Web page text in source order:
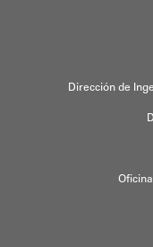
Dirección de